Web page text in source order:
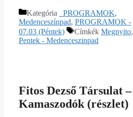
Kategória _PROGRAMOK,
Medenceszínpad, PROGRAMOK -
07.03 (Péntek)
Címkék Megnyito,
Pentek - Medenceszinpad
Fitos Dezső Társulat –
Kamaszodók (részlet)